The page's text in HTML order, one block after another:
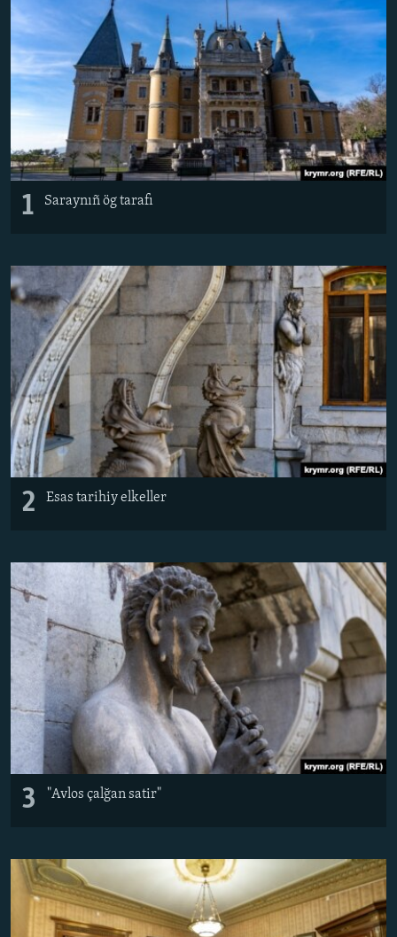
Русский
Українською
QOŞULIÑIZ!
RFE/RS bütün saytları
1 Saraynıñ ög tarafı
2 Esas tarihiy elkeller
3 "Avlos çalğan satir"